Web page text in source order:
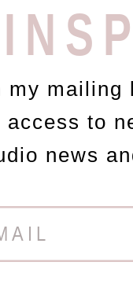
my mailing
to
news